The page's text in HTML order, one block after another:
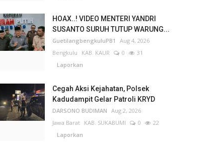
HOAX..! VIDEO MENTERI YANDRI
SUSANTO SURUH TUTUP WARUNG...
GuetilangbengkuluPB1
Aug 4, 2026
Bengkulu
KAB. KAUR 0
31
Laporkan
Cegah Aksi Kejahatan, Polsek
Kadudampit Gelar Patroli KRYD
DARSONO BUDIMAN Aug 2, 2026
Jawa Barat KAB. SUKABUMI 0
22
Laporkan